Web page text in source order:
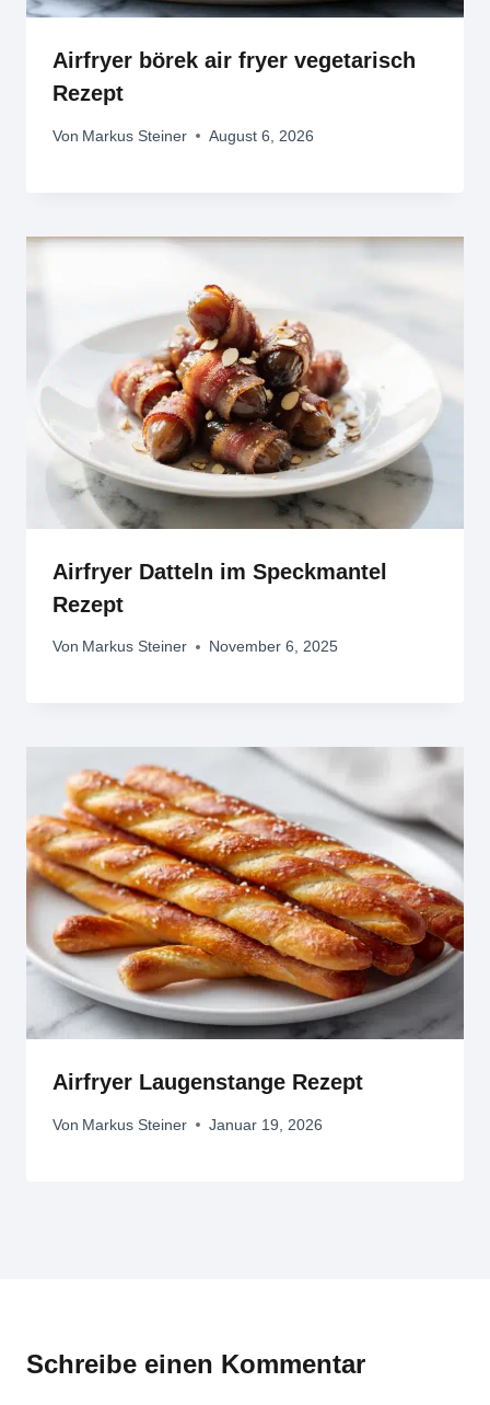
Airfryer börek air fryer vegetarisch
Rezept
Von Markus Steiner August 6, 2026
Airfryer Datteln im Speckmantel
Rezept
Von Markus Steiner November 6, 2025
Airfryer Laugenstange Rezept
Von Markus Steiner Januar 19, 2026
Schreibe einen Kommentar